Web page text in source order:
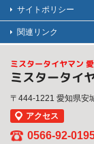
サイトポリシー
関連リンク
ミスタータイヤマン
ミスタータイ
〒444-1221 愛知県安
アクセス
0566-92-